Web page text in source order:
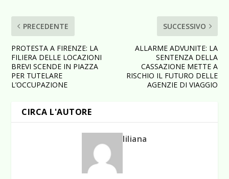
PRECEDENTE
PROTESTA A FIRENZE: LA
FILIERA DELLE LOCAZIONI
BREVI SCENDE IN PIAZZA
PER TUTELARE
L’OCCUPAZIONE
SUCCESSIVO
ALLARME ADVUNITE: LA
SENTENZA DELLA
CASSAZIONE METTE A
RISCHIO IL FUTURO DELLE
AGENZIE DI VIAGGIO
CIRCA L'AUTORE
liliana